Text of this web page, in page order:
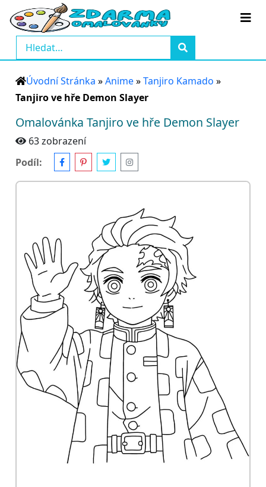
Úvodní Stránka »Anime»Tanjiro Kamado »
Tanjiro ve hře Demon Slayer
Omalovánka Tanjiro ve hře Demon Slayer
63 zobrazení
Podíl: